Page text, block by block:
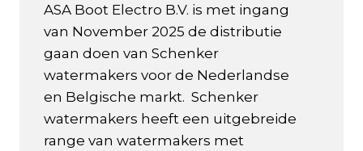
ASA Boot Electro B.V. is met ingang
van November 2025 de distributie
gaan doen van Schenker
watermakers voor de Nederlandse
en Belgische markt. Schenker
watermakers heeft een uitgebreide
range van watermakers met